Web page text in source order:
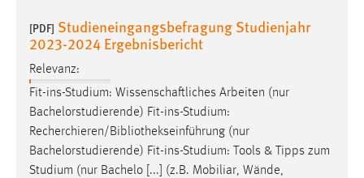
[PDF] Studieneingangsbefragung Studienjahr
2023-2024 Ergebnisbericht
Relevanz:
Fit-ins-Studium: Wissenschaftliches Arbeiten (nur
Bachelorstudierende) Fit-ins-Studium:
Recherchieren/Bibliothekseinführung (nur
Bachelorstudierende) Fit-ins-Studium: Tools & Tipps zum
Studium (nur Bachelo [...] (z.B. Mobiliar, Wände,